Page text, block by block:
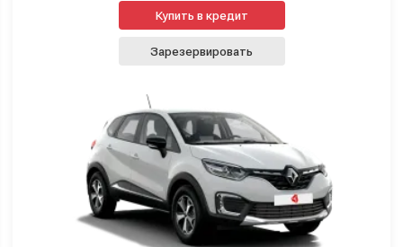
Купить в кредит
Зарезервировать